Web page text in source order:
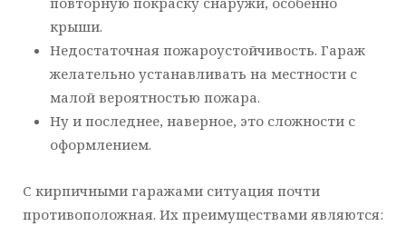
крыши.
Недостаточная пожароустойчивость. Гараж
желательно устанавливать на местности с
малой вероятностью пожара.
Ну и последнее, наверное, это сложности с
оформлением.
С кирпичными гаражами ситуация почти
противоположная. Их преимуществами являются: